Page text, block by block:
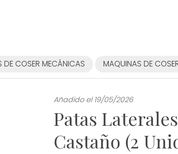
DE COSER MECÁNICAS MAQUINAS DE
Patas
Castaño (2
Añadido el 19/05/2026